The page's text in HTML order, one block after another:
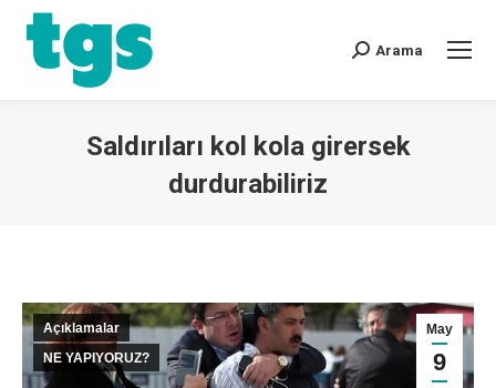
Arama
Saldırıları kol kola girersek
durdurabiliriz
May
9
Açıklamalar
NE YAPIYORUZ?